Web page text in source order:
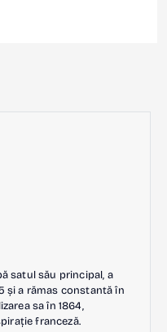
satul său principal, a
și a rămas constantă în
sa în 1864,
franceză.